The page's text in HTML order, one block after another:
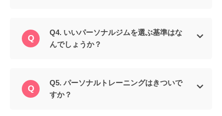
Q4. いいパーソナルジムを選ぶ基準はな
んでしょうか？
Q5. パーソナルトレーニングはきついで
すか？